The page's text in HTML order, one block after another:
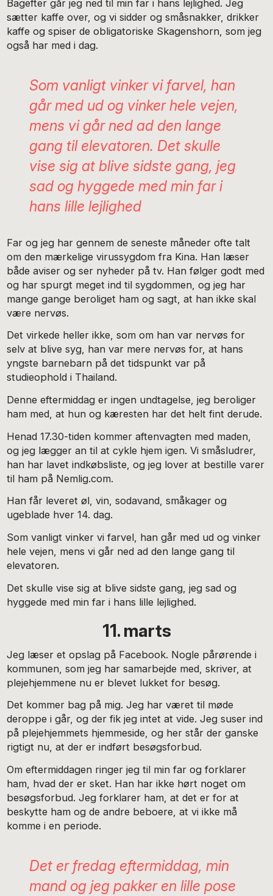
Bagefter går jeg ned til min far i hans lejlighed. Jeg
sætter kaffe over, og vi sidder og småsnakker, drikker
kaffe og spiser de obligatoriske Skagenshorn, som jeg
også har med i dag.
Som vanligt vinker vi farvel, han
går med ud og vinker hele vejen,
mens vi går ned ad den lange
gang til elevatoren. Det skulle
vise sig at blive sidste gang, jeg
sad og hyggede med min far i
hans lille lejlighed
Far og jeg har gennem de seneste måneder ofte talt
om den mærkelige virussygdom fra Kina. Han læser
både aviser og ser nyheder på tv. Han følger godt med
og har spurgt meget ind til sygdommen, og jeg har
mange gange beroliget ham og sagt, at han ikke skal
være nervøs.
Det virkede heller ikke, som om han var nervøs for
selv at blive syg, han var mere nervøs for, at hans
yngste barnebarn på det tidspunkt var på
studieophold i Thailand.
Denne eftermiddag er ingen undtagelse, jeg beroliger
ham med, at hun og kæresten har det helt fint derude.
Henad 17.30-tiden kommer aftenvagten med maden,
og jeg lægger an til at cykle hjem igen. Vi småsludrer,
han har lavet indkøbsliste, og jeg lover at bestille varer
til ham på Nemlig.com.
Han får leveret øl, vin, sodavand, småkager og
ugeblade hver 14. dag.
Som vanligt vinker vi farvel, han går med ud og vinker
hele vejen, mens vi går ned ad den lange gang til
elevatoren.
Det skulle vise sig at blive sidste gang, jeg sad og
hyggede med min far i hans lille lejlighed.
11. marts
Jeg læser et opslag på Facebook. Nogle pårørende i
kommunen, som jeg har samarbejde med, skriver, at
plejehjemmene nu er blevet lukket for besøg.
Det kommer bag på mig. Jeg har været til møde
deroppe i går, og der fik jeg intet at vide. Jeg suser ind
på plejehjemmets hjemmeside, og her står der ganske
rigtigt nu, at der er indført besøgsforbud.
Om eftermiddagen ringer jeg til min far og forklarer
ham, hvad der er sket. Han har ikke hørt noget om
besøgsforbud. Jeg forklarer ham, at det er for at
beskytte ham og de andre beboere, at vi ikke må
komme i en periode.
Det er fredag eftermiddag, min
mand og jeg pakker en lille pose